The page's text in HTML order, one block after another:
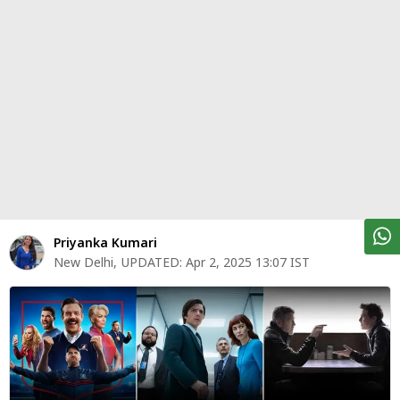
शेयर
बाज़ार
ट्रेंडिंग
बिजनेस
न्यूज
वीडियो
Priyanka Kumari
New Delhi, UPDATED: Apr 2, 2025 13:07 IST